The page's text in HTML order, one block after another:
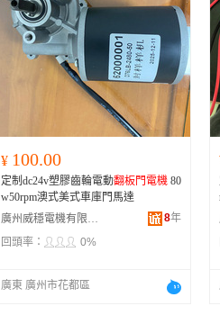
¥ 100.00
定制dc24v塑膠齒輪電動翻板門電機 80
w50rpm澳式美式車庫門馬達
廣州威穩電機有限公司
8年
回頭率：
0%
廣東 廣州市花都區